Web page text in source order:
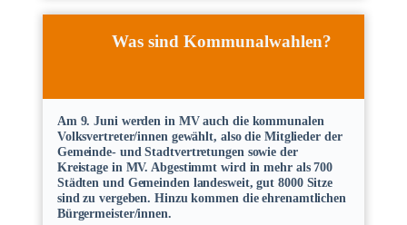
Was sind Kommunalwahlen?
Am 9. Juni werden in MV auch die kommunalen
Volksvertreter/innen gewählt, also die Mitglieder der
Gemeinde- und Stadtvertretungen sowie der
Kreistage in MV. Abgestimmt wird in mehr als 700
Städten und Gemeinden landesweit, gut 8000 Sitze
sind zu vergeben. Hinzu kommen die ehrenamtlichen
Bürgermeister/innen.